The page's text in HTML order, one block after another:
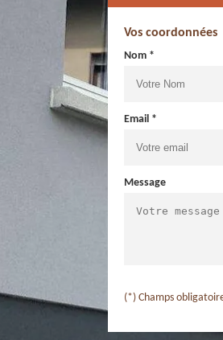
Vos coordonnées
Nom *
Email *
Message
(*) Champs